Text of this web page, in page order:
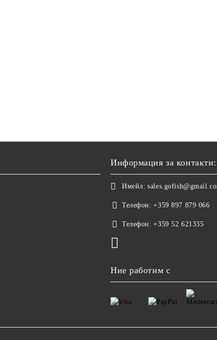
Информация за контакти:
Имейл:
Телефон: +359 897 879 066
Телефон: +359 52 621335
Ние работим с